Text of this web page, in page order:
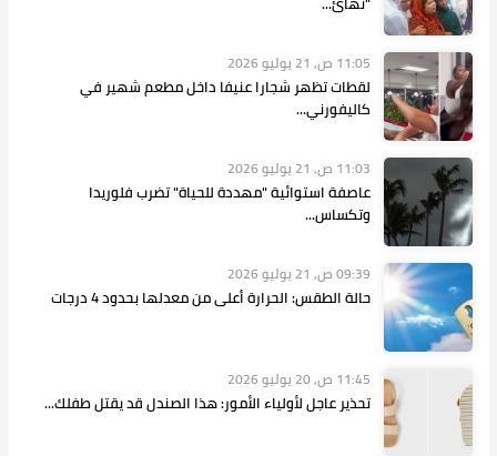
11:05 ص, 21 يوليو 2026
لقطات تظهر شجارا عنيفا داخل مطعم شهير في
كاليفورني...
11:03 ص, 21 يوليو 2026
عاصفة استوائية "مهددة للحياة" تضرب فلوريدا
وتكساس...
09:39 ص, 21 يوليو 2026
حالة الطقس: الحرارة أعلى من معدلها بحدود 4 درجات
11:45 ص, 20 يوليو 2026
تحذير عاجل لأولياء الأمور: هذا الصندل قد يقتل طفلك...